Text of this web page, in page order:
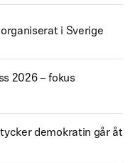
i Sverige
2026 – fokus
demokratin går åt